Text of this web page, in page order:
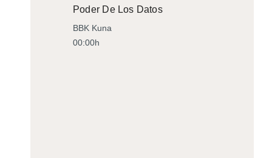
Poder De Los Datos
BBK Kuna
00:00h